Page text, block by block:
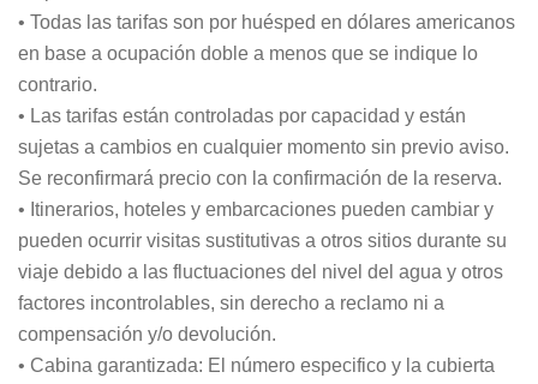
• Todas las tarifas son por huésped en dólares americanos
en base a ocupación doble a menos que se indique lo
contrario.
• Las tarifas están controladas por capacidad y están
sujetas a cambios en cualquier momento sin previo aviso.
Se reconfirmará precio con la confirmación de la reserva.
• Itinerarios, hoteles y embarcaciones pueden cambiar y
pueden ocurrir visitas sustitutivas a otros sitios durante su
viaje debido a las fluctuaciones del nivel del agua y otros
factores incontrolables, sin derecho a reclamo ni a
compensación y/o devolución.
• Cabina garantizada: El número especifico y la cubierta